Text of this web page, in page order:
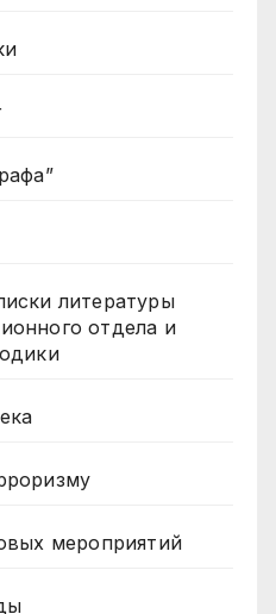
литературы
отдела и
мероприятий